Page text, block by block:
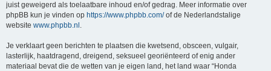
juist geweigerd als toelaatbare inhoud en/of gedrag. Meer informatie over
phpBB kun je vinden op https://www.phpbb.com/of de Nederlandstalige
website www.phpbb.nl .
Je verklaart geen berichten te plaatsen die kwetsend, obsceen, vulgair,
lasterlijk, haatdragend, dreigend, seksueel georiënteerd of enig ander
materiaal bevat die de wetten van je eigen land, het land waar “Honda